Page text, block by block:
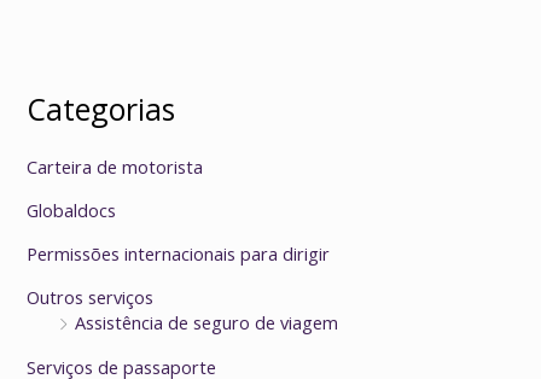
Categorias
Carteira de motorista
Globaldocs
Permissões internacionais para dirigir
Outros serviços
Assistência de seguro de viagem
Serviços de passaporte